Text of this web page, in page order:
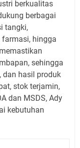
berkualitas
berbagai
tangki,
hingga
sehingga
dan hasil produk
stok terjamin,
dan MSDS, Ady
kebutuhan